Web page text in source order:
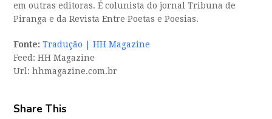
em outras editoras. É colunista do jornal Tribuna de
Piranga e da Revista Entre Poetas e Poesias.
Fonte: Tradução | HH Magazine
Feed: HH Magazine
Url: hhmagazine.com.br
Share This